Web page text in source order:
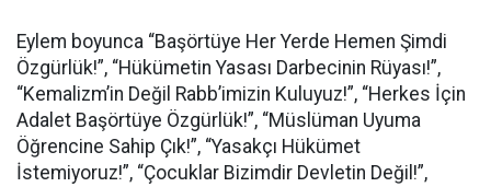
Eylem boyunca “Başörtüye Her Yerde Hemen Şimdi
Özgürlük!”, “Hükümetin Yasası Darbecinin Rüyası!”,
“Kemalizm’in Değil Rabb’imizin Kuluyuz!”, “Herkes İçin
Adalet Başörtüye Özgürlük!”, “Müslüman Uyuma
Öğrencine Sahip Çık!”, “Yasakçı Hükümet
İstemiyoruz!”, “Çocuklar Bizimdir Devletin Değil!”,